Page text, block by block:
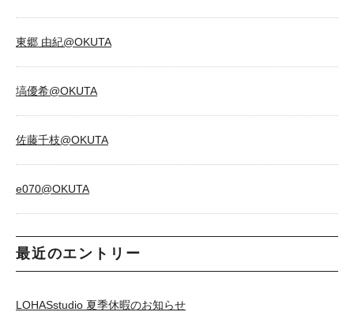
東郷 由紀@OKUTA
塙優希@OKUTA
佐藤千枝@OKUTA
e070@OKUTA
最近のエントリー
LOHASstudio 夏季休暇のお知らせ